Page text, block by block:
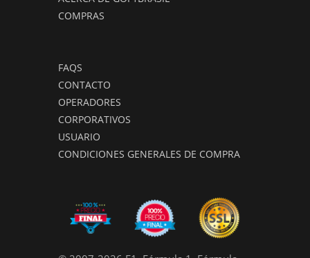
COMPRAS
FAQS
CONTACTO
OPERADORES
CORPORATIVOS
USUARIO
CONDICIONES GENERALES DE COMPRA